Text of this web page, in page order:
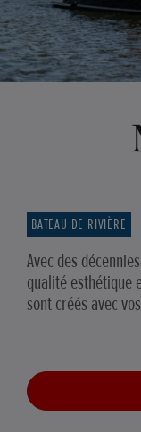
BATEAU DE RIVIÈRE
Avec des
qualité esthétique
sont créés avec